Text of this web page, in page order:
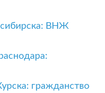
ВНЖ
гражданство